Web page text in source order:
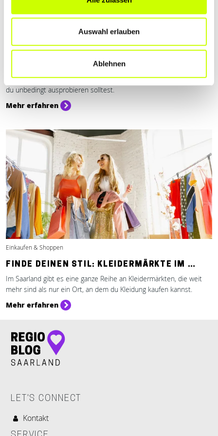
Auswahl erlauben
Ablehnen
Beauty & Wellness
ERHOLUNG PUR: DAYSPAS IM SAARLAND
Hier sind einige der schönsten DaySpas in der Region Saarland , die
du unbedingt ausprobieren solltest.
Mehr erfahren
Einkaufen & Shoppen
FINDE DEINEN STIL: KLEIDERMÄRKTE IM …
Im Saarland gibt es eine ganze Reihe an Kleidermärkten, die weit
mehr sind als nur ein Ort, an dem du Kleidung kaufen kannst.
Mehr erfahren
LET'S CONNECT
Kontakt